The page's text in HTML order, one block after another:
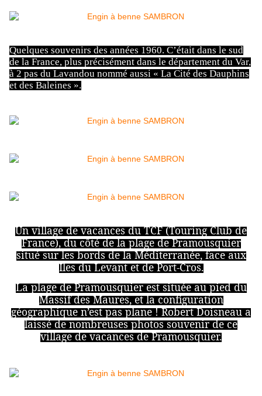
Quelques souvenirs des années 1960. C’était dans le sud
de la France, plus précisément dans le département du Var,
à 2 pas du Lavandou nommé aussi « La Cité des Dauphins
et des Baleines ».
Un village de vacances du TCF (Touring Club de
France), du côté de la plage de Pramousquier
situé sur les bords de la Méditerranée, face aux
Iles du Levant et de Port-Cros.
La plage de Pramousquier est située au pied du
Massif des Maures, et la configuration
géographique n’est pas plane ! Robert Doisneau a
laissé de nombreuses photos souvenir de ce
village de vacances de Pramousquier.